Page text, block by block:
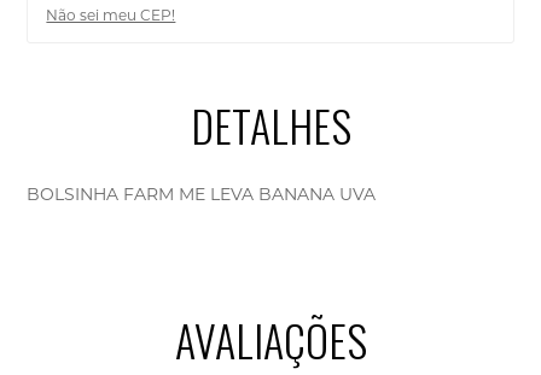
Não sei meu CEP!
DETALHES
BOLSINHA FARM ME LEVA BANANA UVA
AVALIAÇÕES